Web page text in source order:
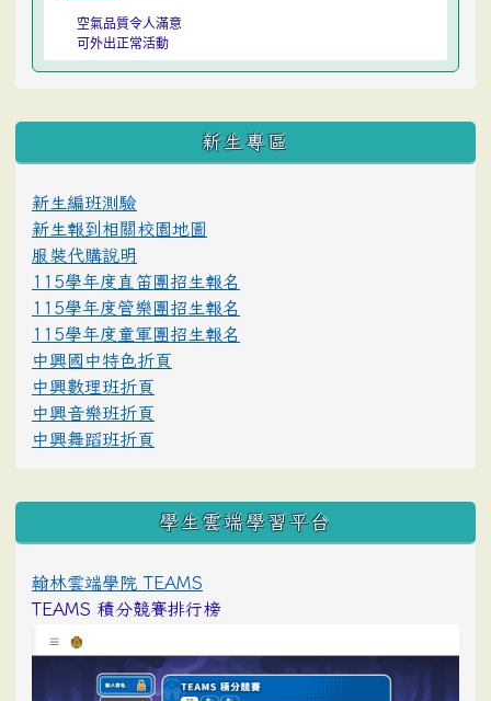
空氣品質令人滿意
可外出正常活動
:::
新生專區
新生編班測驗
新生報到相關校園地圖
服裝代購說明
115學年度直笛團招生報名
115學年度管樂團招生報名
115學年度童軍團招生報名
中興國中特色折頁
中興數理班折頁
中興音樂班折頁
中興舞蹈班折頁
學生雲端學習平台
翰林雲端學院 TEAMS
TEAMS 積分競賽排行榜